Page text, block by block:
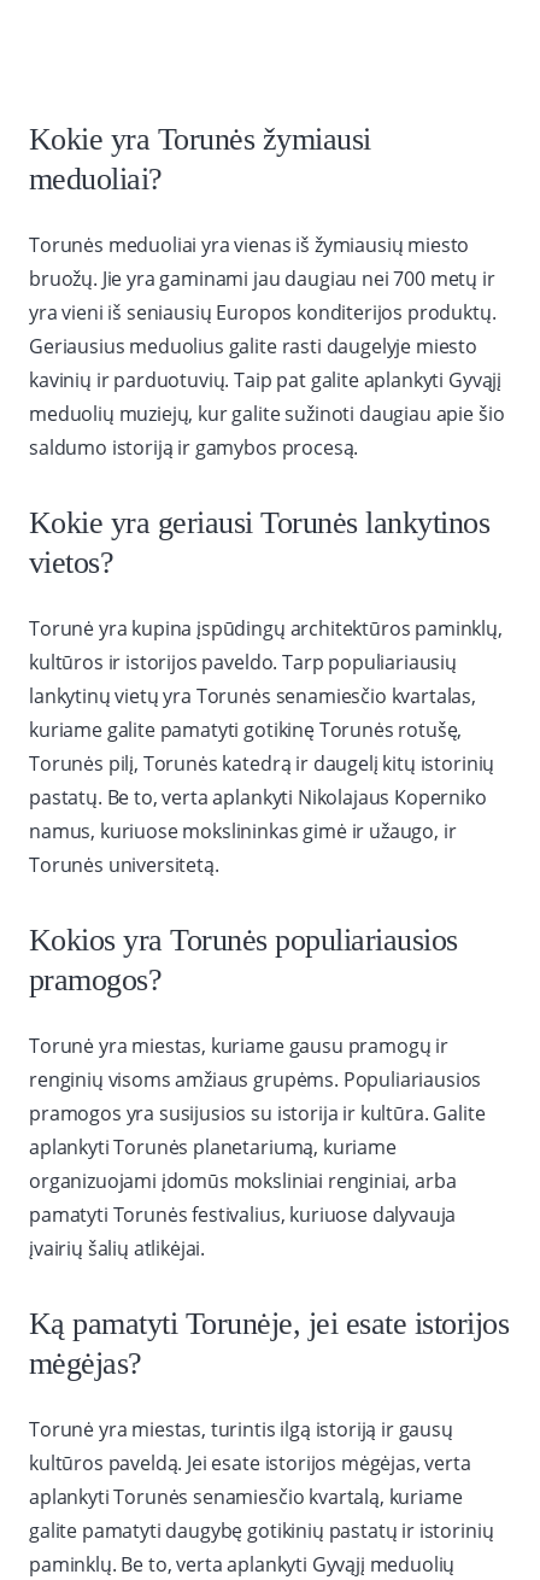
Kokie yra Torunės žymiausi
meduoliai?
Torunės meduoliai yra vienas iš žymiausių miesto
bruožų. Jie yra gaminami jau daugiau nei 700 metų ir
yra vieni iš seniausių Europos konditerijos produktų.
Geriausius meduolius galite rasti daugelyje miesto
kavinių ir parduotuvių. Taip pat galite aplankyti Gyvąjį
meduolių muziejų, kur galite sužinoti daugiau apie šio
saldumo istoriją ir gamybos procesą.
Kokie yra geriausi Torunės lankytinos
vietos?
Torunė yra kupina įspūdingų architektūros paminklų,
kultūros ir istorijos paveldo. Tarp populiariausių
lankytinų vietų yra Torunės senamiesčio kvartalas,
kuriame galite pamatyti gotikinę Torunės rotušę,
Torunės pilį, Torunės katedrą ir daugelį kitų istorinių
pastatų. Be to, verta aplankyti Nikolajaus Koperniko
namus, kuriuose mokslininkas gimė ir užaugo, ir
Torunės universitetą.
Kokios yra Torunės populiariausios
pramogos?
Torunė yra miestas, kuriame gausu pramogų ir
renginių visoms amžiaus grupėms. Populiariausios
pramogos yra susijusios su istorija ir kultūra. Galite
aplankyti Torunės planetariumą, kuriame
organizuojami įdomūs moksliniai renginiai, arba
pamatyti Torunės festivalius, kuriuose dalyvauja
įvairių šalių atlikėjai.
Ką pamatyti Torunėje, jei esate istorijos
mėgėjas?
Torunė yra miestas, turintis ilgą istoriją ir gausų
kultūros paveldą. Jei esate istorijos mėgėjas, verta
aplankyti Torunės senamiesčio kvartalą, kuriame
galite pamatyti daugybę gotikinių pastatų ir istorinių
paminklų. Be to, verta aplankyti Gyvąjį meduolių